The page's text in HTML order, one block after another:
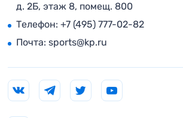
д. 2Б, этаж 8, помещ. 800
Телефон: +7 (495) 777-02-82
Почта: sports@kp.ru